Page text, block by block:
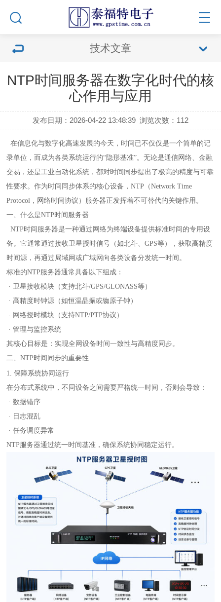
技术文章
NTP时间服务器在数字化时代的核
心作用与应用
发布日期：2026-04-22 13:48:39 浏览次数： 112
在信息化与数字化高速发展的今天，时间已不仅仅是一个简单的记
录单位，而成为各类系统运行的“隐形基准”。无论是通信网络、金融
交易，还是工业自动化系统，都对时间同步提出了极高的精度与可靠
性要求。作为时间同步体系的核心设备，NTP（Network Time
Protocol，网络时间协议）服务器正发挥着不可替代的关键作用。
一、什么是NTP时间服务器
NTP时间服务器是一种通过网络为终端设备提供标准时间的专用设
备。它通常通过接收卫星授时信号（如北斗、GPS等），获取高精度
时间源，再通过局域网或广域网向各类设备分发统一时间。
标准的NTP服务器通常具备以下组成：
· 卫星接收模块（支持北斗/GPS/GLONASS等）
· 高精度时钟源（如恒温晶振或铷原子钟）
· 网络授时模块（支持NTP/PTP协议）
· 管理与监控系统
其核心目标是：实现全网设备时间一致性与高精度同步。
二、NTP时间同步的重要性
1. 保障系统协同运行
在分布式系统中，不同设备之间需要严格统一时间，否则会导致：
· 数据错序
· 日志混乱
· 任务调度异常
NTP服务器通过统一时间基准，确保系统协同稳定运行。